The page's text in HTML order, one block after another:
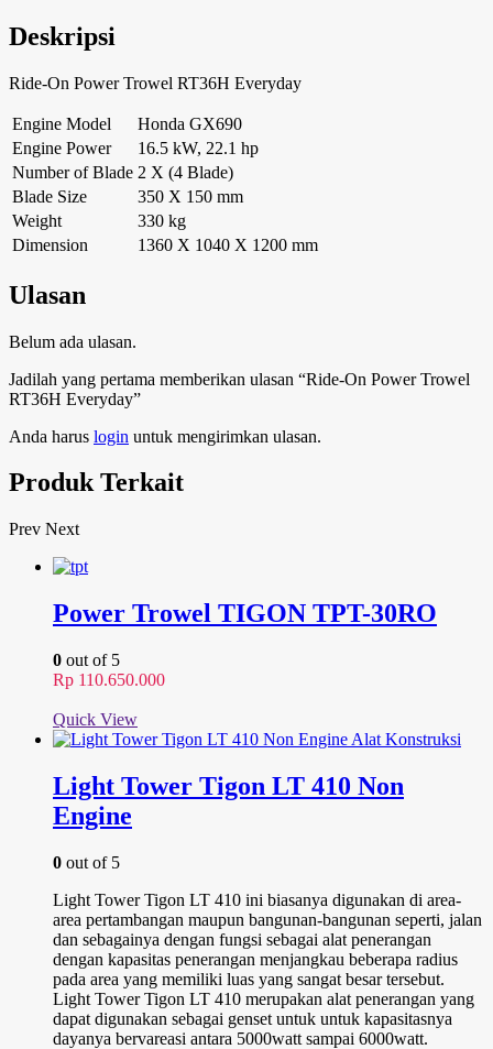
Deskripsi
Ride-On Power Trowel RT36H Everyday
Engine Model
Honda GX690
Engine Power
16.5 kW, 22.1 hp
Number of Blade 2 X (4 Blade)
Blade Size
350 X 150 mm
Weight
330 kg
Dimension
1360 X 1040 X 1200 mm
Ulasan
Belum ada ulasan.
Jadilah yang pertama memberikan ulasan “Ride-On Power Trowel
RT36H Everyday”
Anda harus login untuk mengirimkan ulasan.
Produk Terkait
Prev Next
Power Trowel TIGON TPT-30RO
0 out of 5
Rp 110.650.000
Quick View
Light Tower Tigon LT 410 Non
Engine
0 out of 5
Light Tower Tigon LT 410 ini biasanya digunakan di area-
area pertambangan maupun bangunan-bangunan seperti, jalan
dan sebagainya dengan fungsi sebagai alat penerangan
dengan kapasitas penerangan menjangkau beberapa radius
pada area yang memiliki luas yang sangat besar tersebut.
Light Tower Tigon LT 410 merupakan alat penerangan yang
dapat digunakan sebagai genset untuk untuk kapasitasnya
dayanya bervareasi antara 5000watt sampai 6000watt.